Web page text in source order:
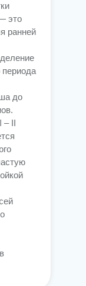
это
ранней
периода
до
– II